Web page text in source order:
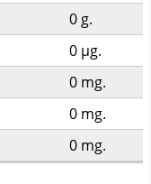
0 g.
0 µg.
0 mg.
0 mg.
0 mg.